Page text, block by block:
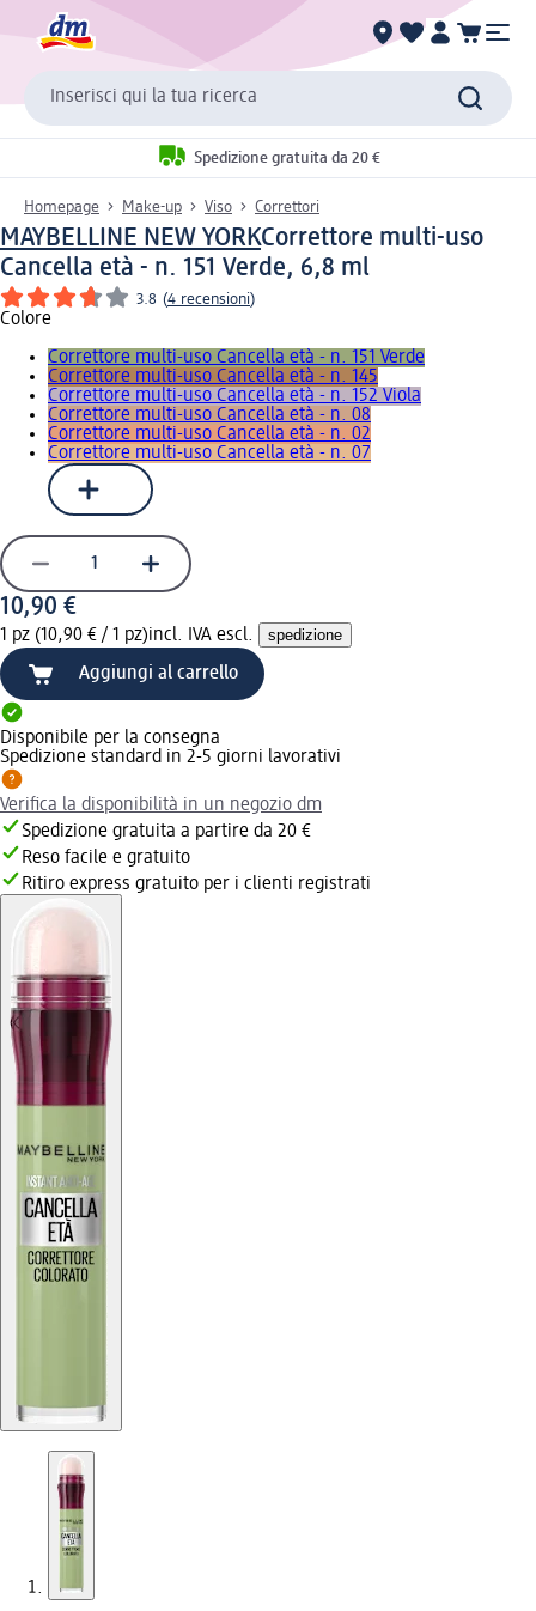
Inserisci qui la tua ricerca
Spedizione gratuita da 20 €
Homepage Make-up Viso Correttori
MAYBELLINE NEW YORKCorrettore multi-uso
Cancella età - n. 151 Verde, 6,8 ml
3.8 (4 recensioni)
Colore
Correttore multi-uso Cancella età - n. 151 Verde
Correttore multi-uso Cancella età - n. 145
Correttore multi-uso Cancella età - n. 152 Viola
Correttore multi-uso Cancella età - n. 08
Correttore multi-uso Cancella età - n. 02
Correttore multi-uso Cancella età - n. 07
10,90 €
1 pz (10,90 € / 1 pz)incl. IVA escl. spedizione
Aggiungi al carrello
Disponibile per la consegna
Spedizione standard in 2-5 giorni lavorativi
Verifica la disponibilità in un negozio dm
Spedizione gratuita a partire da 20 €
Reso facile e gratuito
Ritiro express gratuito per i clienti registrati